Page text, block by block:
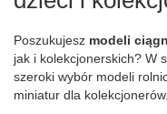
Poszukujesz modeli
jak i kolekcjonerskich? W
szeroki wybór modeli
miniatur dla kolekcjonerów.